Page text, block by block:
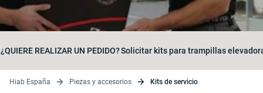
¿QUIERE REALIZAR UN PEDIDO?Solicitar kits para trampillas
Hiab España Piezas y accesorios Kits de servicio